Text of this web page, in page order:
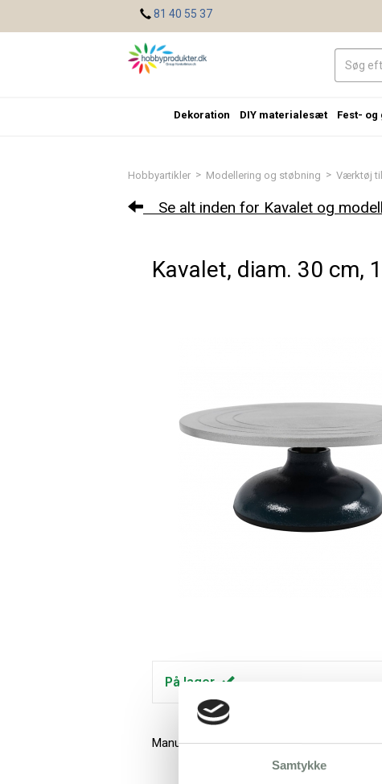
Samtykke
Hobbyartikler > Modellering og støbning > Værktøj
Se alt inden for Kavalet og
Kavalet, diam. 30 cm,
På lager
Manuel drejbar kavalet i jern, med
81 40 55 37
Dekoration DIY materialesæt Fest-